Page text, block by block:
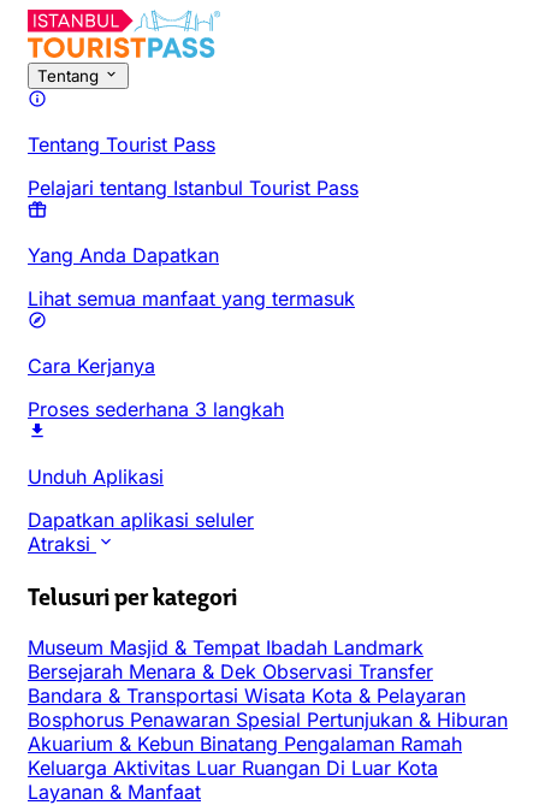
Tentang
Tentang Tourist Pass
Pelajari tentang Istanbul Tourist Pass
Yang Anda Dapatkan
Lihat semua manfaat yang termasuk
Cara Kerjanya
Proses sederhana 3 langkah
Unduh Aplikasi
Dapatkan aplikasi seluler
Atraksi
Telusuri per kategori
Museum Masjid & Tempat Ibadah Landmark
Bersejarah Menara & Dek Observasi Transfer
Bandara & Transportasi Wisata Kota & Pelayaran
Bosphorus Penawaran Spesial Pertunjukan & Hiburan
Akuarium & Kebun Binatang Pengalaman Ramah
Keluarga Aktivitas Luar Ruangan Di Luar Kota
Layanan & Manfaat